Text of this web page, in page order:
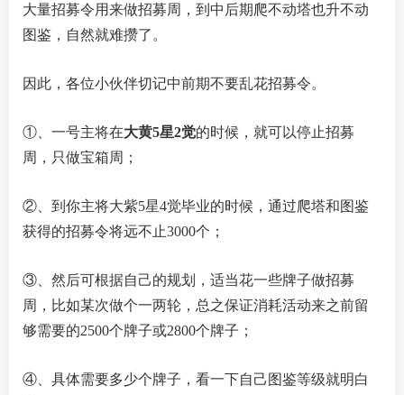
大量招募令用来做招募周，到中后期爬不动塔也升不动
图鉴，自然就难攒了。
因此，各位小伙伴切记中前期不要乱花招募令。
①、一号主将在大黄5星2觉的时候，就可以停止招募
周，只做宝箱周；
②、到你主将大紫5星4觉毕业的时候，通过爬塔和图鉴
获得的招募令将远不止3000个；
③、然后可根据自己的规划，适当花一些牌子做招募
周，比如某次做个一两轮，总之保证消耗活动来之前留
够需要的2500个牌子或2800个牌子；
④、具体需要多少个牌子，看一下自己图鉴等级就明白